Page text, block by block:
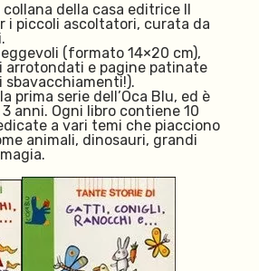
collana della casa editrice Il
i piccoli ascoltatori, curata da
(formato 14×20 cm),
arrotondati e pagine patinate
sbavacchiamenti!).
prima serie dell’Oca Blu, ed è
anni. Ogni libro contiene 10
a vari temi che piacciono
animali, dinosauri, grandi